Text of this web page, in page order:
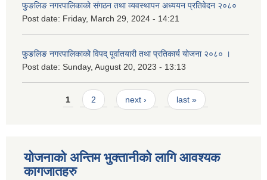
फुङलिङ नगरपालिकाको संगठन तथा व्यवस्थापन अध्ययन प्रतिवेदन २०८०
Post date: Friday, March 29, 2024 - 14:21
फुङलिङ नगरपालिकाको विपद् पूर्वातयारी तथा प्रतिकार्य योजना २०८० ।
Post date: Sunday, August 20, 2023 - 13:13
Pages1 2 next › last »
योजनाको अन्तिम भुक्तानीको लागि आवश्यक
कागजातहरु